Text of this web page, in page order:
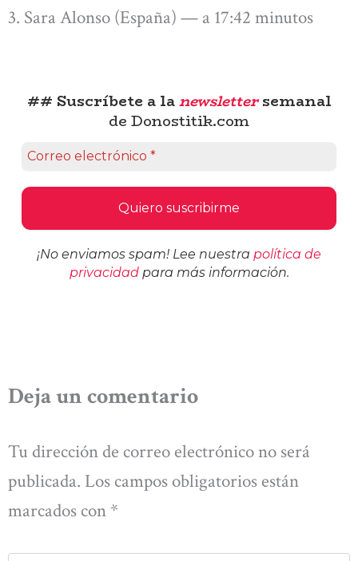
Sara Alonso (España) — a 17:42 minutos
## Suscríbete a lanewslettersemanal
de Donostitik.com
¡No enviamos spam! Lee nuestra política de
privacidadpara más información.
Deja un comentario
Tu dirección de correo electrónico no será
publicada. Los campos obligatorios están
marcados con *